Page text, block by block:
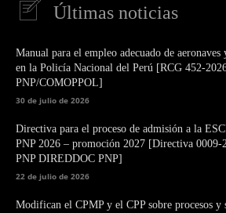
Últimas noticias
Manual para el empleo adecuado de aeronaves
en la Policía Nacional del Perú [RCG 452-
PNP/COMOPPOL]
30 de julio de 2026
Directiva para el proceso de admisión a la
PNP 2026 – promoción 2027 [Directiva 0009-
PNP DIREDDOC PNP]
22 de julio de 2026
Modifican el CPMP y el CPP sobre procesos y